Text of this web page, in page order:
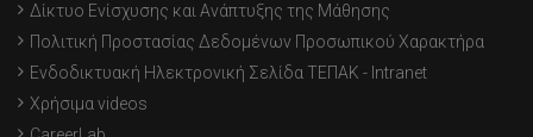
Δίκτυο Ενίσχυσης και Ανάπτυξης της Μάθησης
Πολιτική Προστασίας Δεδομένων Προσωπικού Χαρακτήρα
Ενδοδικτυακή Ηλεκτρονική Σελίδα ΤΕΠΑΚ - Intranet
Χρήσιμα videos